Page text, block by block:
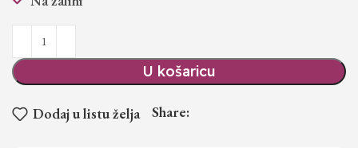
U košaricu
Dodaj u listu želja Share: